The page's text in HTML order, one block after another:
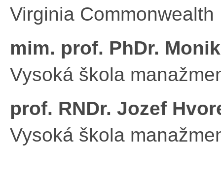
Virginia
mim. prof. PhDr.
Vysoká škola
prof. RNDr. Jozef
Vysoká škola